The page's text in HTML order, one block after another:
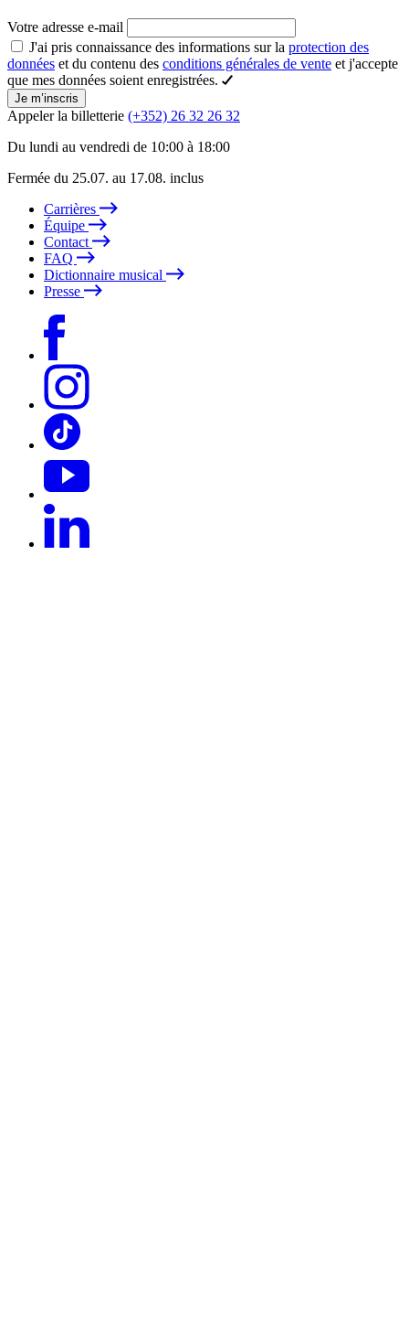
Votre adresse e-mail
J'ai pris connaissance des informations sur la protection des
données et du contenu des conditions générales de vente et j'accepte
que mes données soient enregistrées.
Je m’inscris
Appeler la billetterie (+352) 26 32 26 32
Du lundi au vendredi de 10:00 à 18:00
Fermée du 25.07. au 17.08. inclus
Carrières
Équipe
Contact
FAQ
Dictionnaire musical
Presse